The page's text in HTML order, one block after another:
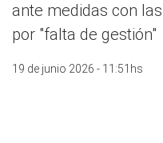
ante medidas con
por "falta de gestión"
19 de junio 2026 - 11:51hs